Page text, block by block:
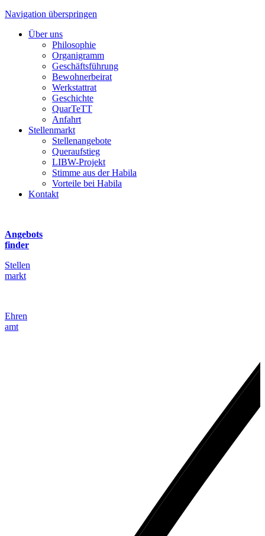
Navigation überspringen
Über uns
Philosophie
Organigramm
Geschäftsführung
Bewohnerbeirat
Werkstattrat
Geschichte
QuarTeTT
Anfahrt
Stellenmarkt
Stellenangebote
Queraufstieg
LIBW-Projekt
Stimme aus der Habila
Vorteile bei Habila
Kontakt
Angebots
finder
Stellen
markt
Ehren
amt